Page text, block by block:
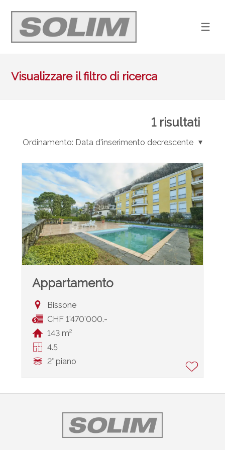
Visualizzare il filtro di ricerca
1risultati
Ordinamento: Data d'inserimento decrescente
Appartamento
Bissone
CHF 1'470'000.-
143 m²
4.5
2° piano